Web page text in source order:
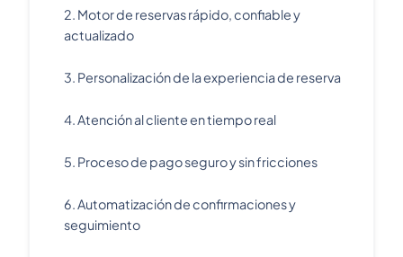
2. Motor de reservas rápido, confiable y
actualizado
3. Personalización de la experiencia de reserva
4. Atención al cliente en tiempo real
5. Proceso de pago seguro y sin fricciones
6. Automatización de confirmaciones y
seguimiento